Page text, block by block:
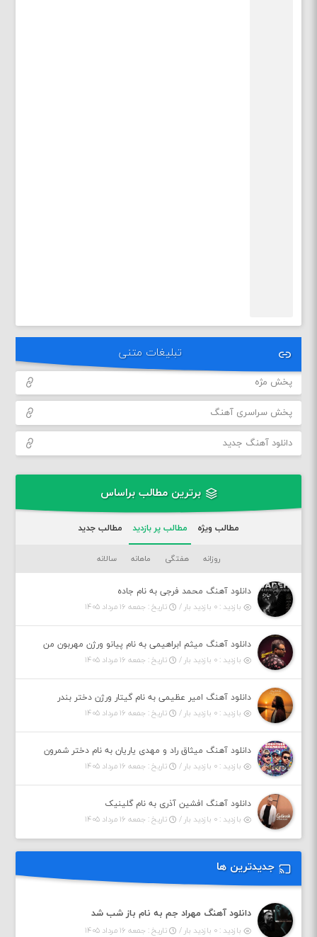
تبلیغات متنی
پخش مژه
پخش سراسری آهنگ
دانلود آهنگ جدید
برترین مطالب براساس
مطالب ویژه مطالب پر بازدید مطالب جدید
روزانه هفتگی ماهانه سالانه
دانلود آهنگ محمد فرجی به نام جاده
بازدید : ۰ بازدید بار /
تاریخ : جمعه ۱۶ مرداد ۱۴۰۵
دانلود آهنگ میثم ابراهیمی به نام پیانو ورژن مهربون من
بازدید : ۰ بازدید بار /
تاریخ : جمعه ۱۶ مرداد ۱۴۰۵
دانلود آهنگ امیر عظیمی به نام گیتار ورژن دختر بندر
بازدید : ۰ بازدید بار /
تاریخ : جمعه ۱۶ مرداد ۱۴۰۵
دانلود آهنگ میثاق راد و مهدی یاریان به نام دختر شمرون
بازدید : ۰ بازدید بار /
تاریخ : جمعه ۱۶ مرداد ۱۴۰۵
دانلود آهنگ افشین آذری به نام گلینیک
بازدید : ۰ بازدید بار /
تاریخ : جمعه ۱۶ مرداد ۱۴۰۵
جدیدترین ها
دانلود آهنگ مهراد جم به نام باز شب شد
بازدید : ۰ بازدید بار / تاریخ : جمعه ۱۶ مرداد ۱۴۰۵